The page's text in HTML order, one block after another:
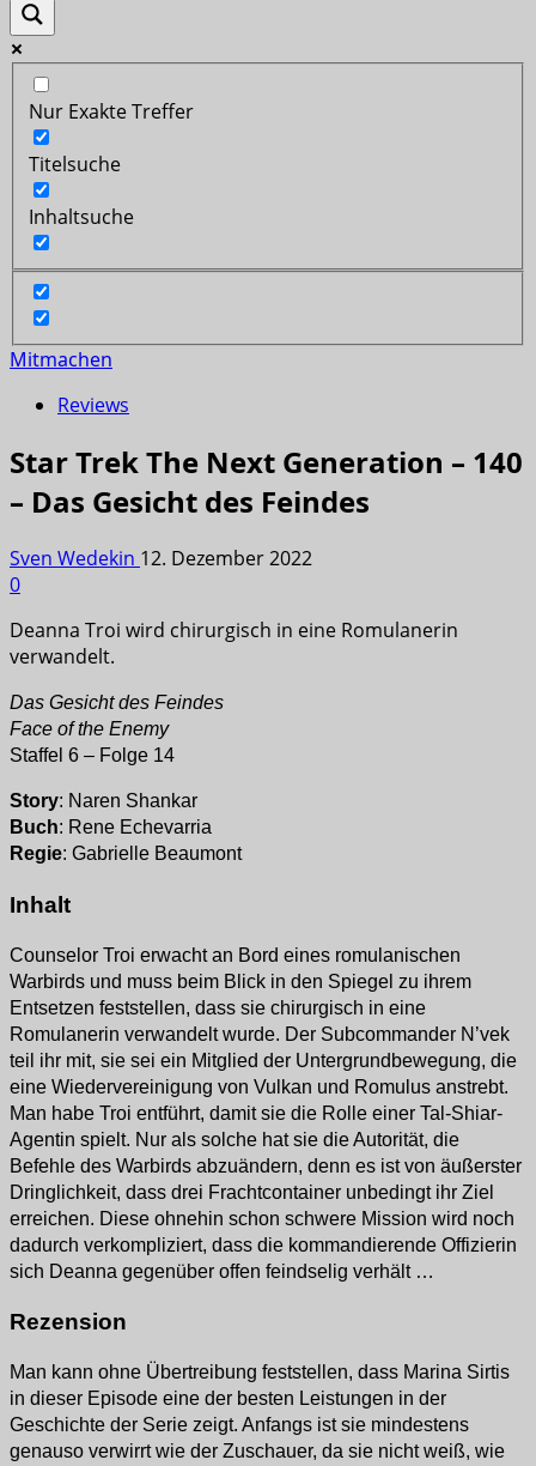
Nur Exakte Treffer
Titelsuche
Inhaltsuche
Mitmachen
Reviews
Star Trek The Next Generation – 140
– Das Gesicht des Feindes
Sven Wedekin 12. Dezember 2022
0
Deanna Troi wird chirurgisch in eine Romulanerin
verwandelt.
Das Gesicht des Feindes
Face of the Enemy
Staffel 6 – Folge 14
Story: Naren Shankar
Buch: Rene Echevarria
Regie: Gabrielle Beaumont
Inhalt
Counselor Troi erwacht an Bord eines romulanischen
Warbirds und muss beim Blick in den Spiegel zu ihrem
Entsetzen feststellen, dass sie chirurgisch in eine
Romulanerin verwandelt wurde. Der Subcommander N’vek
teil ihr mit, sie sei ein Mitglied der Untergrundbewegung, die
eine Wiedervereinigung von Vulkan und Romulus anstrebt.
Man habe Troi entführt, damit sie die Rolle einer Tal-Shiar-
Agentin spielt. Nur als solche hat sie die Autorität, die
Befehle des Warbirds abzuändern, denn es ist von äußerster
Dringlichkeit, dass drei Frachtcontainer unbedingt ihr Ziel
erreichen. Diese ohnehin schon schwere Mission wird noch
dadurch verkompliziert, dass die kommandierende Offizierin
sich Deanna gegenüber offen feindselig verhält …
Rezension
Man kann ohne Übertreibung feststellen, dass Marina Sirtis
in dieser Episode eine der besten Leistungen in der
Geschichte der Serie zeigt. Anfangs ist sie mindestens
genauso verwirrt wie der Zuschauer, da sie nicht weiß, wie